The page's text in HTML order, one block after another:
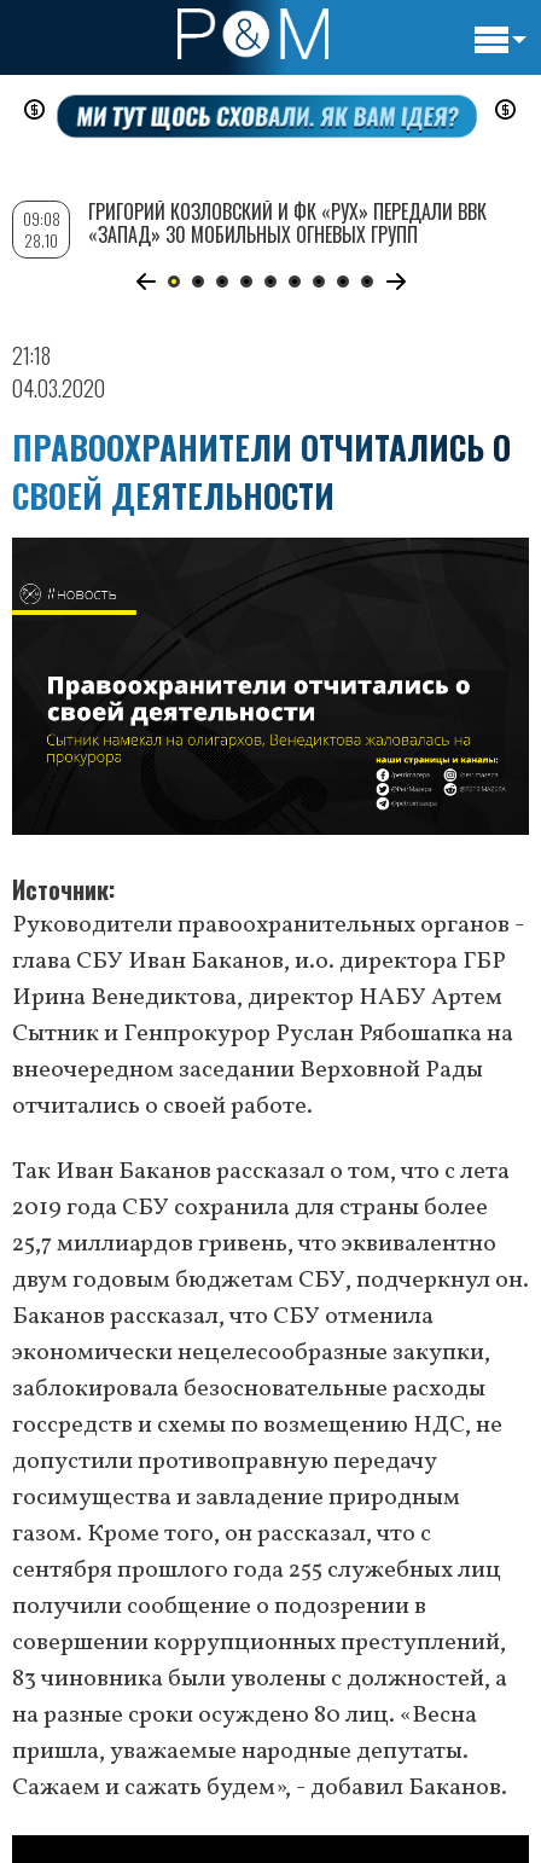
Перейти
содержанию
21:18
04.03.2020
ПРАВООХРАНИТЕЛИ ОТЧИТАЛИСЬ О
СВОЕЙ ДЕЯТЕЛЬНОСТИ
Источник
Руководители правоохранительных органов -
глава СБУ Иван Баканов, и.о. директора ГБР
Ирина Венедиктова, директор НАБУ Артем
Сытник и Генпрокурор Руслан Рябошапка на
внеочередном заседании Верховной Рады
отчитались о своей работе.
Так Иван Баканов рассказал о том, что с лета
2019 года СБУ сохранила для страны более
25,7 миллиардов гривень, что эквивалентно
двум годовым бюджетам СБУ, подчеркнул он.
Баканов рассказал, что СБУ отменила
экономически нецелесообразные закупки,
заблокировала безосновательные расходы
госсредств и схемы по возмещению НДС, не
допустили противоправную передачу
госимущества и завладение природным
газом. Кроме того, он рассказал, что с
сентября прошлого года 255 служебных лиц
получили сообщение о подозрении в
совершении коррупционных преступлений,
83 чиновника были уволены с должностей, а
на разные сроки осуждено 80 лиц. «Весна
пришла, уважаемые народные депутаты.
Сажаем и сажать будем», - добавил Баканов.
09:08
28.10
ГРИГОРИЙ КОЗЛОВСКИЙ И ФК «РУХ» ПЕРЕДАЛИ ВВК
«ЗАПАД» 30 МОБИЛЬНЫХ ОГНЕВЫХ ГРУПП